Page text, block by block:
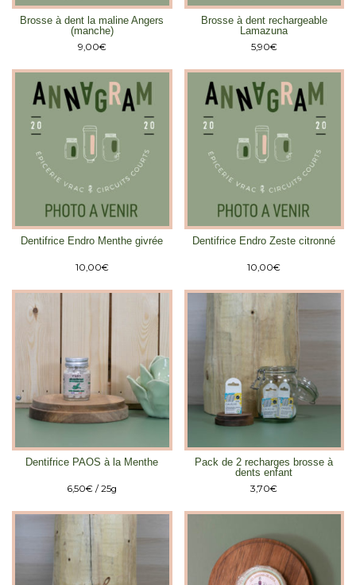
Brosse à dent la maline Angers
(manche)
9,00€
Brosse à dent rechargeable
Lamazuna
5,90€
Dentifrice Endro Menthe givrée
10,00€
Dentifrice Endro Zeste citronné
10,00€
Dentifrice PAOS à la Menthe
6,50€ / 25g
Pack de 2 recharges brosse à
dents enfant
3,70€